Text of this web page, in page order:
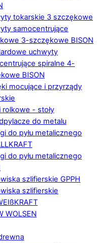
tokarskie 3 szczękowe
samocentrujące
3-szczękowe BISON
uchwyty
spiralne 4-
BISON
mocujące i przyrządy
rolkowe - stoły
do metalu
do pyłu metalicznego
do pyłu metalicznego
szlifierskie GPPH
szlifierskie
WOLSEN